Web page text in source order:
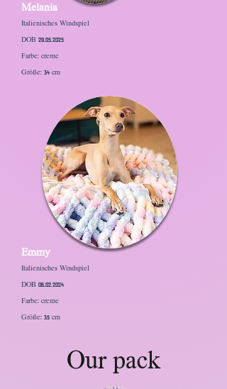
Melania
Italienisches Windspiel
DOB 29.05.2025
Farbe: creme
Größe: 34 cm
Emmy
Italienisches Windspiel
DOB 06.02.2024
Farbe: creme
Größe: 35 cm
Our pack